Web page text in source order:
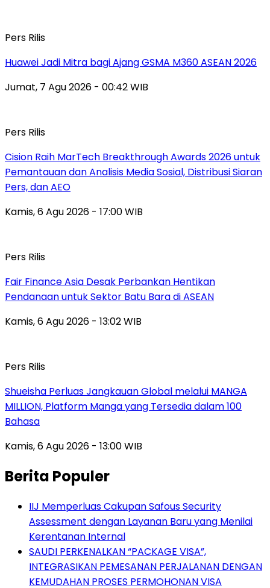
Pers Rilis
Huawei Jadi Mitra bagi Ajang GSMA M360 ASEAN 2026
Jumat, 7 Agu 2026 - 00:42 WIB
Pers Rilis
Cision Raih MarTech Breakthrough Awards 2026 untuk
Pemantauan dan Analisis Media Sosial, Distribusi Siaran
Pers, dan AEO
Kamis, 6 Agu 2026 - 17:00 WIB
Pers Rilis
Fair Finance Asia Desak Perbankan Hentikan
Pendanaan untuk Sektor Batu Bara di ASEAN
Kamis, 6 Agu 2026 - 13:02 WIB
Pers Rilis
Shueisha Perluas Jangkauan Global melalui MANGA
MILLION, Platform Manga yang Tersedia dalam 100
Bahasa
Kamis, 6 Agu 2026 - 13:00 WIB
Berita Populer
IIJ Memperluas Cakupan Safous Security
Assessment dengan Layanan Baru yang Menilai
Kerentanan Internal
SAUDI PERKENALKAN “PACKAGE VISA”,
INTEGRASIKAN PEMESANAN PERJALANAN DENGAN
KEMUDAHAN PROSES PERMOHONAN VISA